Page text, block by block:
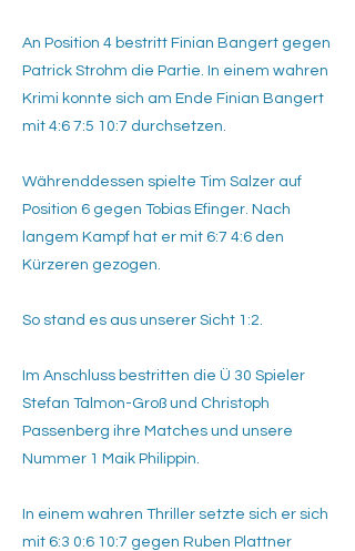
An Position 4 bestritt Finian Bangert gegen
Patrick Strohm die Partie. In einem wahren
Krimi konnte sich am Ende Finian Bangert
mit 4:6 7:5 10:7 durchsetzen.
Währenddessen spielte Tim Salzer auf
Position 6 gegen Tobias Efinger. Nach
langem Kampf hat er mit 6:7 4:6 den
Kürzeren gezogen.
So stand es aus unserer Sicht 1:2.
Im Anschluss bestritten die Ü 30 Spieler
Stefan Talmon-Groß und Christoph
Passenberg ihre Matches und unsere
Nummer 1 Maik Philippin.
​In einem wahren Thriller setzte sich er sich
mit 6:3 0:6 10:7 gegen Ruben Plattner